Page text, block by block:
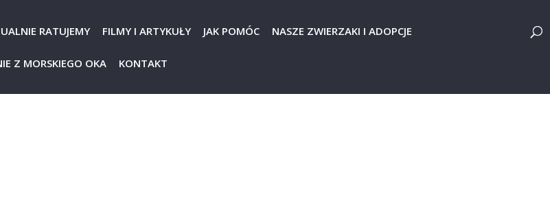
RATUJEMY FILMY I ARTYKUŁY JAK POMÓC NASZE ZWIERZAKI I ADOPCJE
Z MORSKIEGO OKA KONTAKT